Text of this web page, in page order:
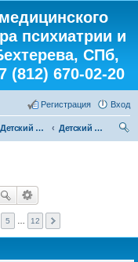
психиатрии и
СПб,
(812) 670-02-20
Вход
Регистрация
Детский кабинет
Детский психиатр
5 12